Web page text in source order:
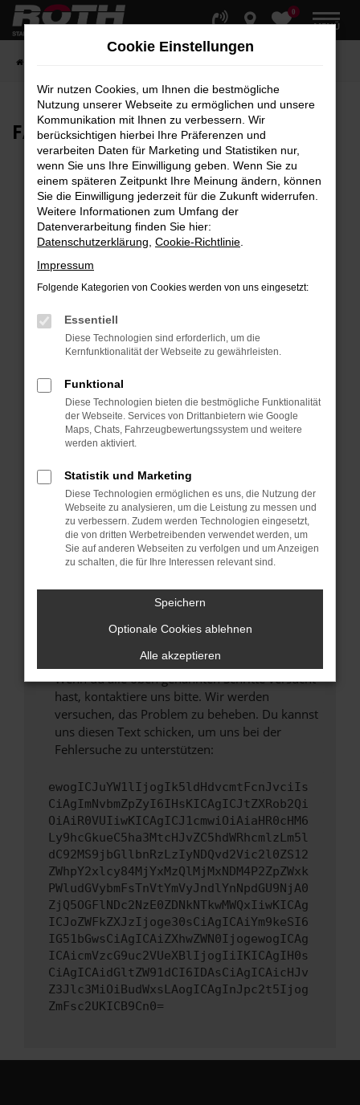
Zum
Hauptinhalt
0
MENÜ
FAHRZEUG-SHOWROOM
Fehler: Network Error
Beim Laden ist ein Fehler aufgetreten.
Hier sind ein paar Tipps, die dir helfen können:
Überprüfe deine Firewall und deine
Laden andere Webseiten, zum Beispiel deine
Suchmaschine?
Prüfe deine Browsererweiterungen.
Manche Erweiterungen, wie Werbeblocker,
können das Laden bestimmter Seiten
verhindern. Funktioniert die Seite in einem
anderen Browser oder in einem privaten
Fenster?
Starte dein Gerät neu.
Das kann manchmal helfen, vorübergehende
Probleme zu beheben.
Stelle sicher, dass dein Browser und dein
Betriebssystem auf dem neuesten Stand
sind.
Sicherheitsrisiko, sondern kann auch dazu
unterstützt werden.
Wende dich an den Webseitenbetreiber.
Wenn du alle oben genannten Schritte versucht
hast, kontaktiere uns bitte. Wir werden
versuchen, das Problem zu beheben. Du kannst
uns diesen Text schicken, um uns bei der
Fehlersuche zu unterstützen:
ewogICJuYW1lIjogIk5ldHdvcmtFcnJvciIs
CiAgImNvbmZpZyI6IHsKICAgICJtZXRob2Qi
OiAiR0VUIiwKICAgICJ1cmwiOiAiaHR0cHM6
Ly9hcGkueC5ha3MtcHJvZC5hdWRhcmlzLm5l
dC92MS9jbGllbnRzLzIyNDQvd2Vic2l0ZS12
ZWhpY2xlcy84MjYxMzQlMjMxNDM4P2ZpZWxk
PWludGVybmFsTnVtYmVyJndlYnNpdGU9NjA0
ZjQ5OGFlNDc2NzE0ZDNkNTkwMWQxIiwKICAg
ICJoZWFkZXJzIjoge30sCiAgICAiYm9keSI6
IG51bGwsCiAgICAiZXhwZWN0IjogewogICAg
ICAicmVzcG9uc2VUeXBlIjogIiIKICAgIH0s
CiAgICAidGltZW91dCI6IDAsCiAgICAicHJv
Z3Jlc3MiOiBudWxsLAogICAgInJpc2t5Ijog
ZmFsc2UKICB9Cn0=
Cookie Einstellungen
Wir nutzen Cookies, um Ihnen die bestmögliche
Nutzung unserer Webseite zu ermöglichen und unsere
Kommunikation mit Ihnen zu verbessern. Wir
berücksichtigen hierbei Ihre Präferenzen und
verarbeiten Daten für Marketing und Statistiken nur,
wenn Sie uns Ihre Einwilligung geben. Wenn Sie zu
einem späteren Zeitpunkt Ihre Meinung ändern, können
Sie die Einwilligung jederzeit für die Zukunft widerrufen.
Weitere Informationen zum Umfang der
Datenverarbeitung finden Sie hier:
Datenschutzerklärung Cookie-Richtlinie
Impressum
Folgende Kategorien von Cookies werden von uns eingesetzt:
Essentiell
Diese Technologien sind erforderlich, um die
Kernfunktionalität der Webseite zu gewährleisten.
Funktional
Diese Technologien bieten die bestmögliche Funktionalität
der Webseite. Services von Drittanbietern wie Google
Maps, Chats, Fahrzeugbewertungssystem und weitere
werden aktiviert.
Statistik und Marketing
Diese Technologien ermöglichen es uns, die Nutzung der
Webseite zu analysieren, um die Leistung zu messen und
zu verbessern. Zudem werden Technologien eingesetzt,
die von dritten Werbetreibenden verwendet werden, um
Sie auf anderen Webseiten zu verfolgen und um Anzeigen
zu schalten, die für Ihre Interessen relevant sind.
Speichern
Optionale Cookies ablehnen
Alle akzeptieren